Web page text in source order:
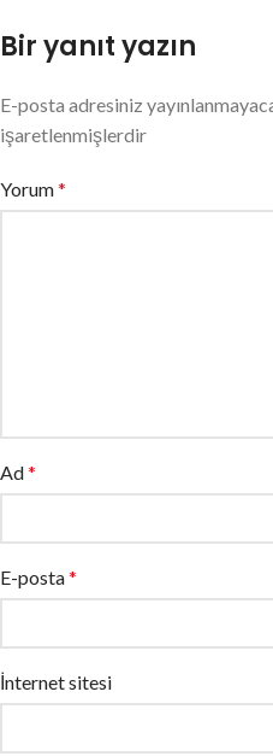
Bir yanıt yazın
E-posta adresiniz
işaretlenmişlerdir
Yorum*
Ad*
E-posta*
İnternet sitesi